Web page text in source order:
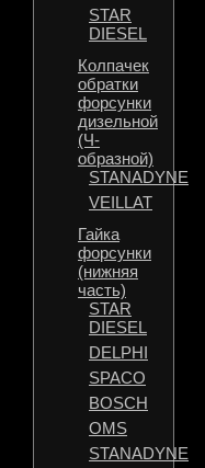
STAR
DIESEL
Колпачек
обратки
форсунки
дизельной
(Ч-
образной)
STANADYNE
VEILLAT
Гайка
форсунки
(нижняя
часть)
STAR
DIESEL
DELPHI
SPACO
BOSCH
OMS
STANADYNE